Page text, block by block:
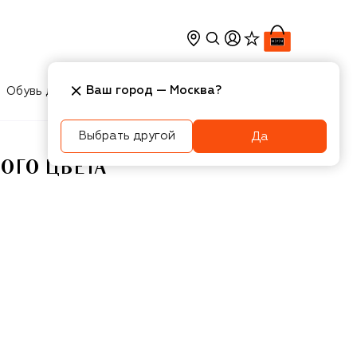
Обувь для мальчиков Игрушки Аксесcуары
ЦВЕТА
Ваш город — Москва?
Выбрать другой Да